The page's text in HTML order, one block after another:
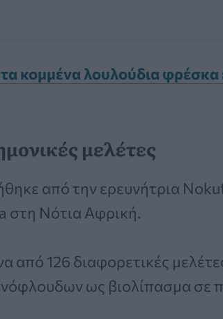
κομμένα λουλούδια φρέσκα
μελέτες
από την ερευνήτρια
στη Νότια Αφρική.
από 126 διαφορετικές
ως βιολίπασμα σε